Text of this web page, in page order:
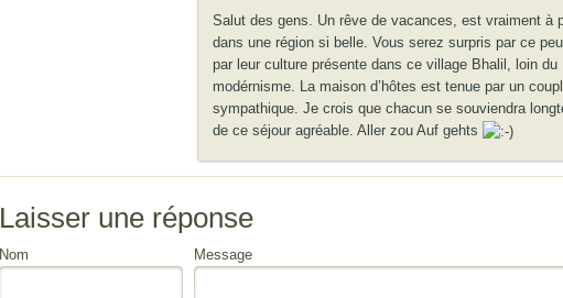
Salut des gens. Un rêve de vacances, est vraiment à
dans une région si belle. Vous serez surpris par ce
par leur culture présente dans ce village Bhalil, loin du
modérnisme. La maison d’hôtes est tenue par un
sympathique. Je crois que chacun se souviendra
de ce séjour agréable. Aller zou Auf gehts
Laisser une réponse
Nom Message